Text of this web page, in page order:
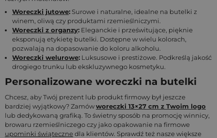
Woreczki jutowe: Surowe i naturalne, idealne na butelki z
winem, oliwą czy produktami rzemieślniczymi.
Woreczki z organzy: Eleganckie i prześwitujące, pięknie
eksponują etykietę butelki. Dostępne w wielu kolorach,
pozwalają na dopasowanie do koloru alkoholu.
Woreczki welurowe: Luksusowe i prestiżowe. Podkreślą jakość
drogiego trunku lub ekskluzywnego kosmetyku.
Personalizowane woreczki na butelki
Chcesz, aby Twój prezent lub produkt firmowy był jeszcze
bardziej wyjątkowy? Zamówworeczki 13×27 cm z Twoim logo
lub dedykowaną grafiką. To świetny sposób na promocję winnicy,
browaru rzemieślniczego czy jako opakowanie na firmowe
upominki świąteczne dla klientów. Sprawdź też nasze większe